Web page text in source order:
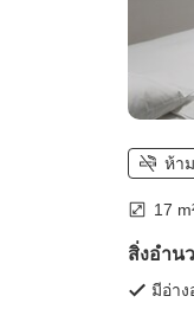
ห้า
17
สิ่งอำน
มีอ่า